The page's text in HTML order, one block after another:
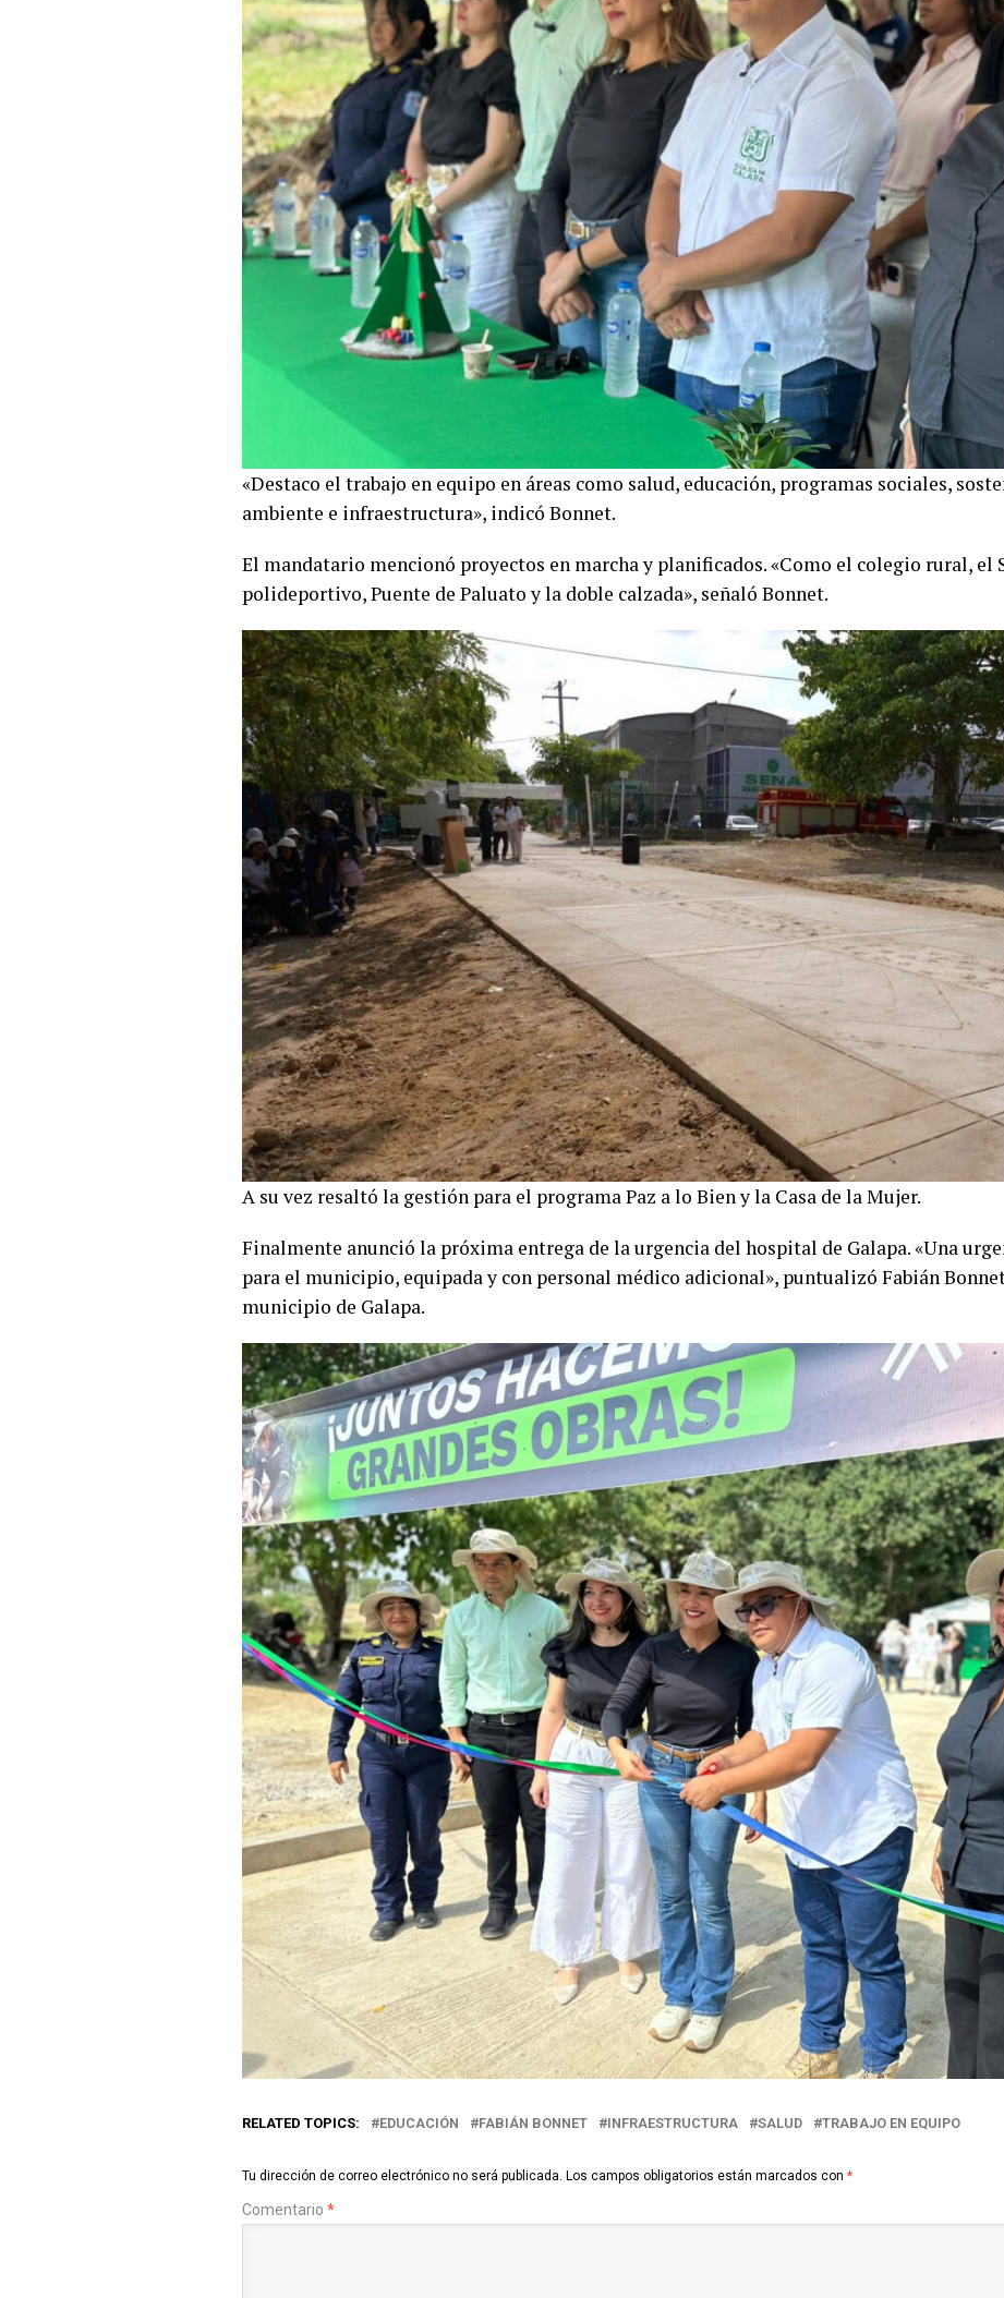
«Destaco el trabajo en equipo en áreas como salud, educación, programas sociales,
ambiente e infraestructura», indicó Bonnet.
El mandatario mencionó proyectos en marcha y planificados. «Como el colegio rural, el
polideportivo, Puente de Paluato y la doble calzada», señaló Bonnet.
A su vez resaltó la gestión para el programa Paz a lo Bien y la Casa de la Mujer.
Finalmente anunció la próxima entrega de la urgencia del hospital de Galapa. «Una
para el municipio, equipada y con personal médico adicional», puntualizó Fabián
municipio de Galapa.
RELATED TOPICS: EDUCACIÓN FABIÁN BONNET INFRAESTRUCTURA SALUD TRABAJO EN EQUIPO
Tu dirección de correo electrónico no será publicada. Los campos obligatorios están marcados con *
Comentario *